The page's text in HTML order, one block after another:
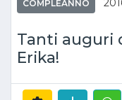
COMPLEANNO
Tanti auguri
Erika!